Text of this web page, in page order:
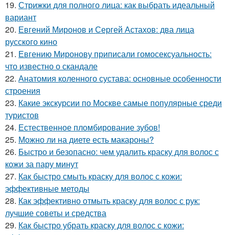
19. Стрижки для полного лица: как выбрать идеальный
вариант
20. Евгений Миронов и Сергей Астахов: два лица
русского кино
21. Евгению Миронову приписали гомосексуальность:
что известно о скандале
22. Анатомия коленного сустава: основные особенности
строения
23. Какие экскурсии по Москве самые популярные среди
туристов
24. Естественное пломбирование зубов!
25. Можно ли на диете есть макароны?
26. Быстро и безопасно: чем удалить краску для волос с
кожи за пару минут
27. Как быстро смыть краску для волос с кожи:
эффективные методы
28. Как эффективно отмыть краску для волос с рук:
лучшие советы и средства
29. Как быстро убрать краску для волос с кожи: